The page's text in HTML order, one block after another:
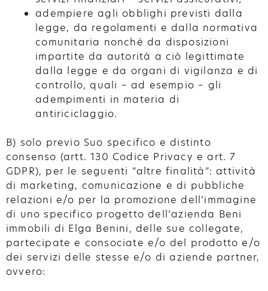
adempiere agli obblighi previsti dalla
legge, da regolamenti e dalla normativa
comunitaria nonché da disposizioni
impartite da autorità a ciò legittimate
dalla legge e da organi di vigilanza e di
controllo, quali – ad esempio – gli
adempimenti in materia di
antiriciclaggio.
B) solo previo Suo specifico e distinto
consenso (artt. 130 Codice Privacy e art. 7
GDPR), per le seguenti “altre finalità”: attività
di marketing, comunicazione e di pubbliche
relazioni e/o per la promozione dell’immagine
di uno specifico progetto dell’azienda Beni
immobili di Elga Benini, delle sue collegate,
partecipate e consociate e/o del prodotto e/o
dei servizi delle stesse e/o di aziende partner,
ovvero: